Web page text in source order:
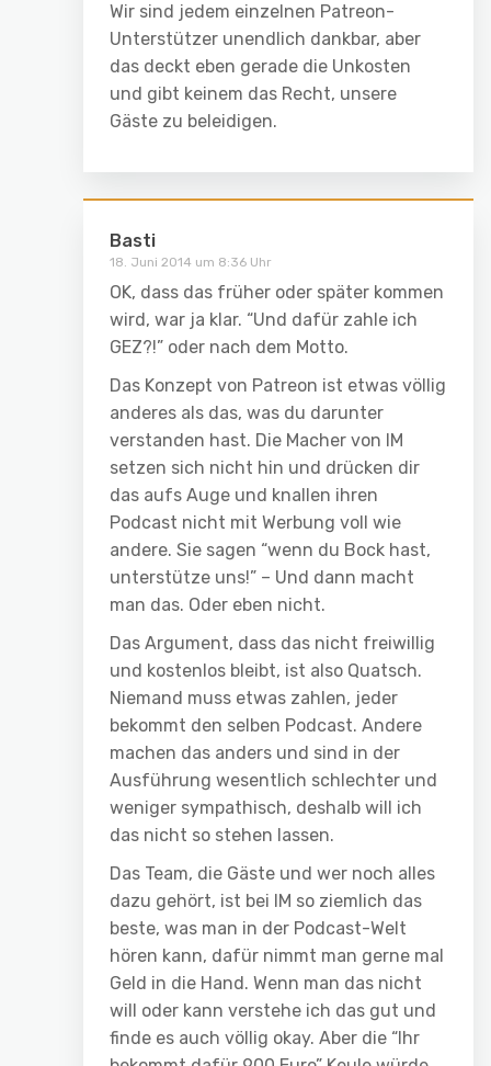
Wir sind jedem einzelnen Patreon-
Unterstützer unendlich dankbar, aber
das deckt eben gerade die Unkosten
und gibt keinem das Recht, unsere
Gäste zu beleidigen.
Basti
18. Juni 2014 um 8:36 Uhr
OK, dass das früher oder später kommen
wird, war ja klar. “Und dafür zahle ich
GEZ?!” oder nach dem Motto.
Das Konzept von Patreon ist etwas völlig
anderes als das, was du darunter
verstanden hast. Die Macher von IM
setzen sich nicht hin und drücken dir
das aufs Auge und knallen ihren
Podcast nicht mit Werbung voll wie
andere. Sie sagen “wenn du Bock hast,
unterstütze uns!” – Und dann macht
man das. Oder eben nicht.
Das Argument, dass das nicht freiwillig
und kostenlos bleibt, ist also Quatsch.
Niemand muss etwas zahlen, jeder
bekommt den selben Podcast. Andere
machen das anders und sind in der
Ausführung wesentlich schlechter und
weniger sympathisch, deshalb will ich
das nicht so stehen lassen.
Das Team, die Gäste und wer noch alles
dazu gehört, ist bei IM so ziemlich das
beste, was man in der Podcast-Welt
hören kann, dafür nimmt man gerne mal
Geld in die Hand. Wenn man das nicht
will oder kann verstehe ich das gut und
finde es auch völlig okay. Aber die “Ihr